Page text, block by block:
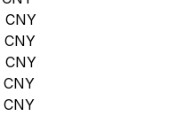
CNY
CNY
CNY
CNY
CNY